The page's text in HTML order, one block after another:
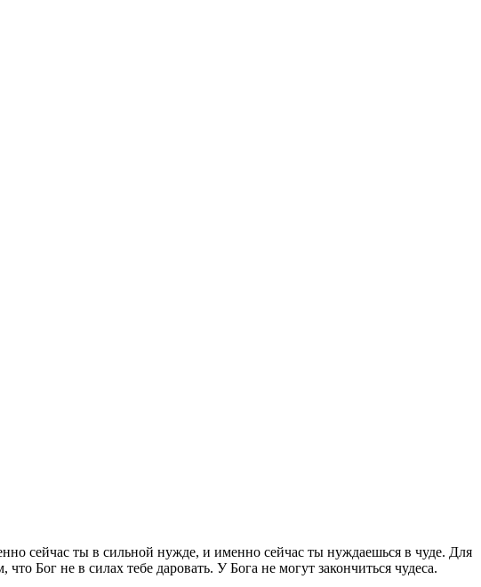
сейчас ты в сильной нужде, и именно сейчас ты нуждаешься в чуде. Для
Бог не в силах тебе даровать. У Бога не могут закончиться чудеса.